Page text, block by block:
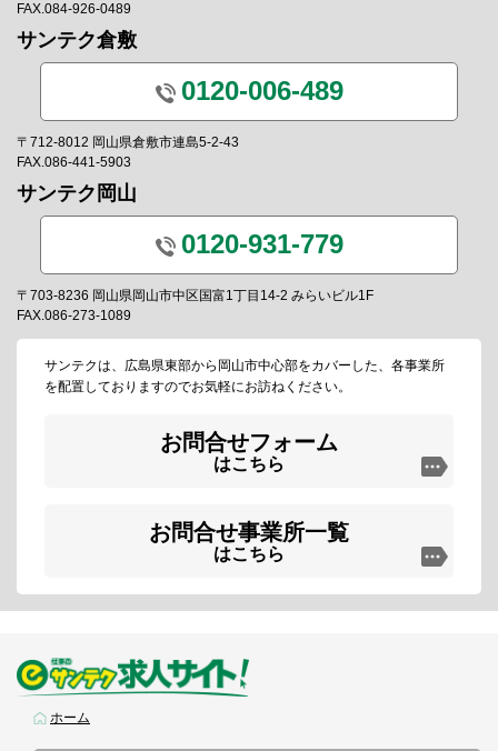
FAX.084-926-0489
サンテク倉敷
0120-006-489
〒712-8012 岡山県倉敷市連島5-2-43
FAX.086-441-5903
サンテク岡山
0120-931-779
〒703-8236 岡山県岡山市中区国富1丁目14-2 みらいビル1F
FAX.086-273-1089
サンテクは、広島県東部から岡山市中心部をカバーした、各事業所
を配置しておりますのでお気軽にお訪ねください。
お問合せフォーム
はこちら
お問合せ事業所一覧
はこちら
ホーム